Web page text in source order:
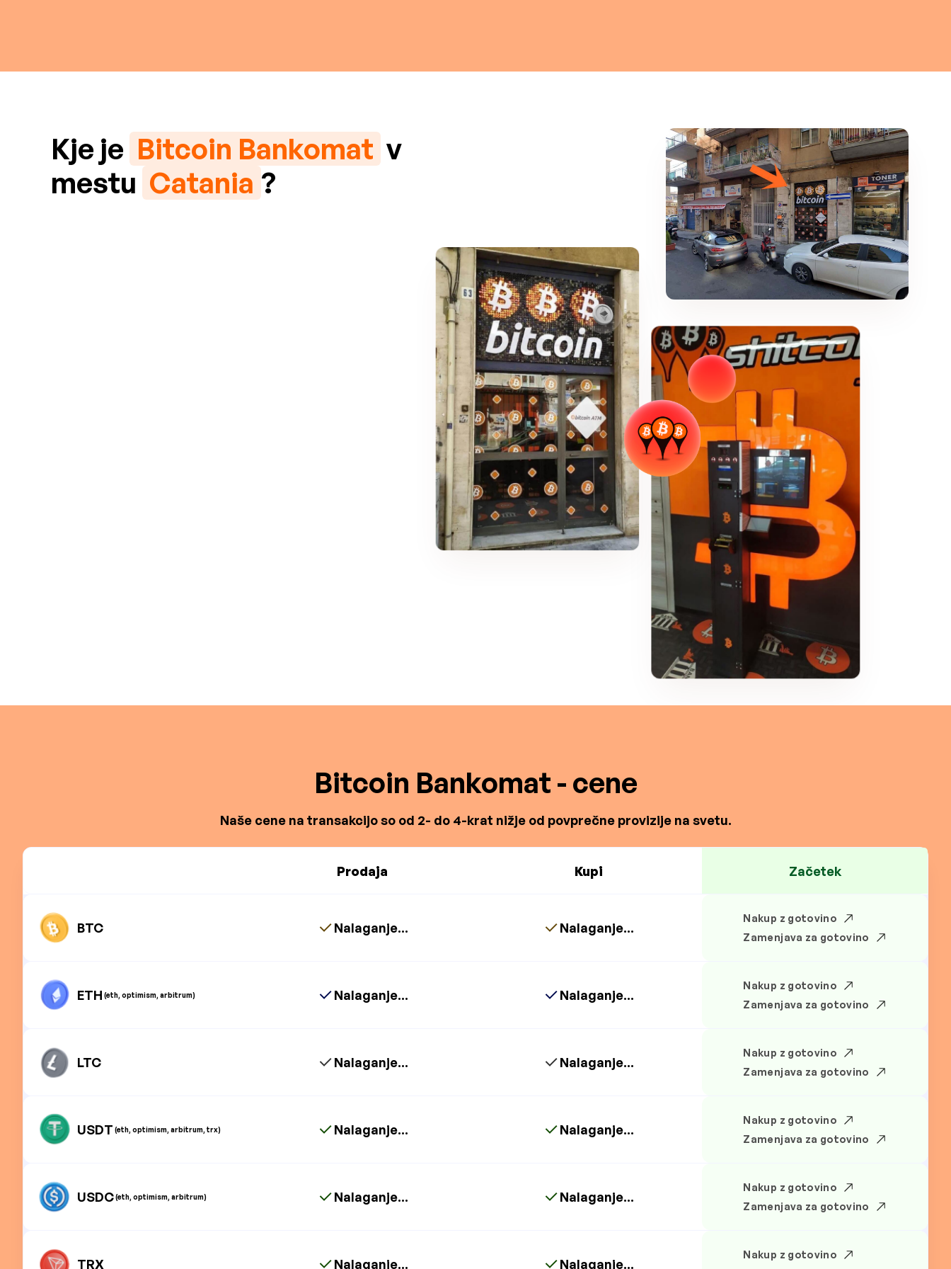
Kje je Bitcoin Bankomat v
mestu Catania ?
Bitcoin Bankomat - cene
Naše cene na transakcijo so od 2- do 4-krat nižje od povprečne provizije na svetu.
Prodaja Kupi Začetek
BTC Nalaganje... Nalaganje...
Nakup z gotovino
Zamenjava za gotovino
ETH (eth, optimism, arbitrum) Nalaganje... Nalaganje...
Nakup z gotovino
Zamenjava za gotovino
LTC Nalaganje... Nalaganje...
Nakup z gotovino
Zamenjava za gotovino
USDT (eth, optimism, arbitrum, trx) Nalaganje... Nalaganje...
Nakup z gotovino
Zamenjava za gotovino
USDC(eth, optimism, arbitrum) Nalaganje... Nalaganje...
Nakup z gotovino
Zamenjava za gotovino
TRX Nalaganje... Nalaganje...
Nakup z gotovino